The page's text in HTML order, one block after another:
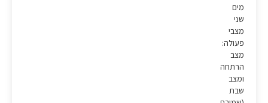
מים
שני
מצבי
פעולה:
מצב
הרתחה
ומצב
שבת